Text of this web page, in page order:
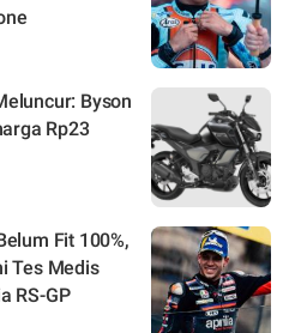
Byson
Rp23
Fit 100%,
Tes Medis
RS-GP